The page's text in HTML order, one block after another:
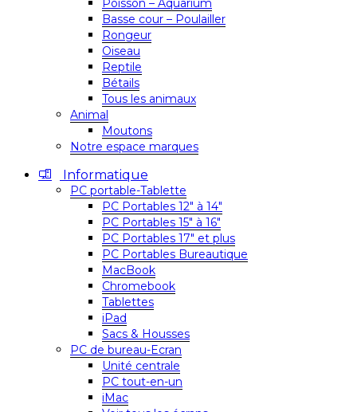
Poisson – Aquarium
Basse cour – Poulailler
Rongeur
Oiseau
Reptile
Bétails
Tous les animaux
Animal
Moutons
Notre espace marques
Informatique
PC portable-Tablette
PC Portables 12″ à 14″
PC Portables 15″ à 16″
PC Portables 17″ et plus
PC Portables Bureautique
MacBook
Chromebook
Tablettes
iPad
Sacs & Housses
PC de bureau-Ecran
Unité centrale
PC tout-en-un
iMac